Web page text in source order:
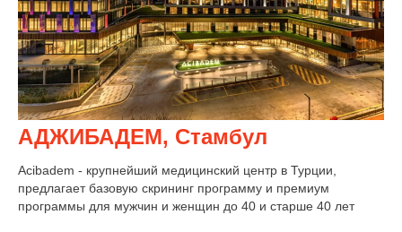
АДЖИБАДЕМ, Стамбул
Acibadem - крупнейший медицинский центр в Турции,
предлагает базовую скрининг программу и премиум
программы для мужчин и женщин до 40 и старше 40 лет